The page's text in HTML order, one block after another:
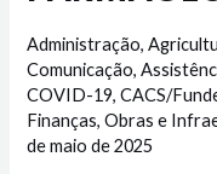
Administração,
Comunicação,
COVID-19,CACS/
Finanças,Obras e
de maio de 2025